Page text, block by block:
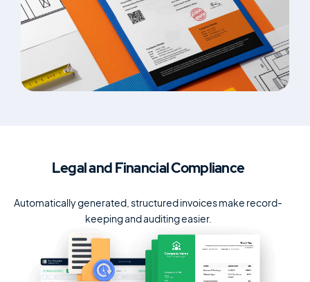
Legal and FinancialCompliance
Automatically generated, structured invoices make record-
keeping and auditing easier.